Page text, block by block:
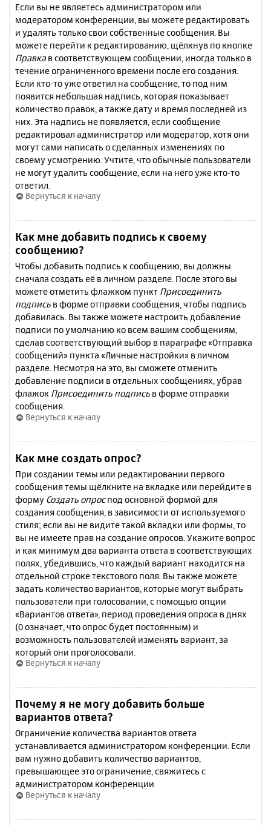
Если вы не являетесь администратором или
модератором конференции, вы можете редактировать
и удалять только свои собственные сообщения. Вы
можете перейти к редактированию, щёлкнув по кнопке
Правкав соответствующем сообщении, иногда только в
течение ограниченного времени после его создания.
Если кто-то уже ответил на сообщение, то под ним
появится небольшая надпись, которая показывает
количество правок, а также дату и время последней из
них. Эта надпись не появляется, если сообщение
редактировал администратор или модератор, хотя они
могут сами написать о сделанных изменениях по
своему усмотрению. Учтите, что обычные пользователи
не могут удалить сообщение, если на него уже кто-то
ответил.
Вернуться к началу
Как мне добавить подпись к своему
сообщению?
Чтобы добавить подпись к сообщению, вы должны
сначала создать её в личном разделе. После этого вы
можете отметить флажком пункт Присоединить
подпись в форме отправки сообщения, чтобы подпись
добавилась. Вы также можете настроить добавление
подписи по умолчанию ко всем вашим сообщениям,
сделав соответствующий выбор в параграфе «Отправка
сообщений» пункта «Личные настройки» в личном
разделе. Несмотря на это, вы сможете отменить
добавление подписи в отдельных сообщениях, убрав
флажок Присоединить подпись в форме отправки
сообщения.
Вернуться к началу
Как мне создать опрос?
При создании темы или редактировании первого
сообщения темы щёлкните на вкладке или перейдите в
форму Создать опроспод основной формой для
создания сообщения, в зависимости от используемого
стиля; если вы не видите такой вкладки или формы, то
вы не имеете прав на создание опросов. Укажите вопрос
и как минимум два варианта ответа в соответствующих
полях, убедившись, что каждый вариант находится на
отдельной строке текстового поля. Вы также можете
задать количество вариантов, которые могут выбрать
пользователи при голосовании, с помощью опции
«Вариантов ответа», период проведения опроса в днях
(0 означает, что опрос будет постоянным) и
возможность пользователей изменять вариант, за
который они проголосовали.
Вернуться к началу
Почему я не могу добавить больше
вариантов ответа?
Ограничение количества вариантов ответа
устанавливается администратором конференции. Если
вам нужно добавить количество вариантов,
превышающее это ограничение, свяжитесь с
администратором конференции.
Вернуться к началу